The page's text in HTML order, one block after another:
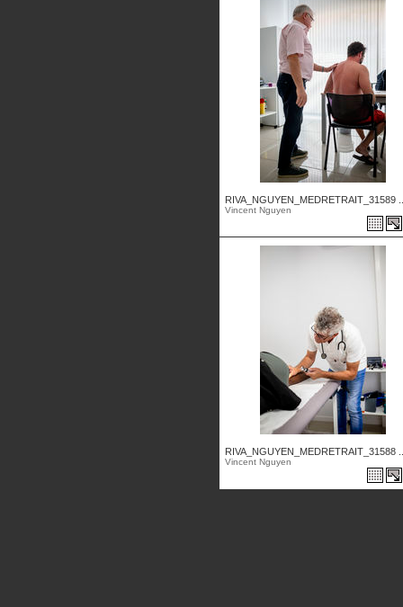
RIVA_NGUYEN_MEDRETRAIT_31589
Vincent Nguyen
RIVA_NGUYEN_MEDRETRAIT_31588
Vincent Nguyen